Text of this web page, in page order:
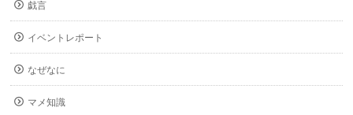
戯言
イベントレポート
なぜなに
マメ知識